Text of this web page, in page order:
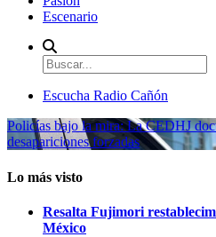
Escenario
Escucha Radio Cañón
Policías bajo la mira: La CEDHJ
desapariciones forzadas
Lo más visto
Resalta Fujimori
México